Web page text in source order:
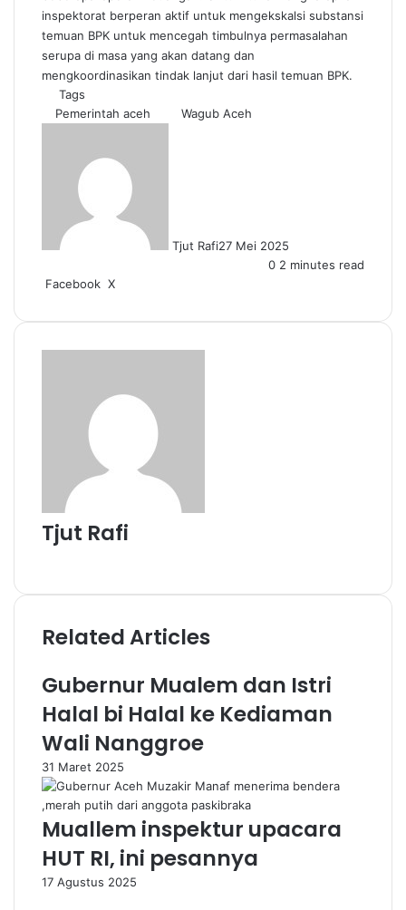
inspektorat berperan aktif untuk mengekskalsi substansi
temuan BPK untuk mencegah timbulnya permasalahan
serupa di masa yang akan datang dan
mengkoordinasikan tindak lanjut dari hasil temuan BPK.
Tags
Pemerintah aceh
Wagub Aceh
Tjut Rafi27 Mei 2025
0 2 minutes read
Facebook X
Email
Tjut Rafi
Related Articles
Gubernur Mualem dan Istri
Halal bi Halal ke Kediaman
Wali Nanggroe
31 Maret 2025
Muallem inspektur upacara
HUT RI, ini pesannya
17 Agustus 2025